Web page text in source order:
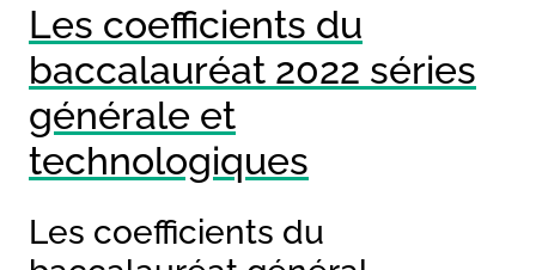
Les coefficients du
baccalauréat 2022 séries
générale et
technologiques
Les coefficients du